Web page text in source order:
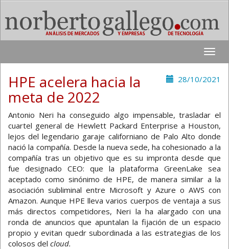
Toggle
28/10/2021
HPE acelera hacia la
meta de 2022
Antonio Neri ha conseguido algo impensable, trasladar el
cuartel general de Hewlett Packard Enterprise a Houston,
lejos del legendario garaje californiano de Palo Alto donde
nació la compañía. Desde la nueva sede, ha cohesionado a la
compañía tras un objetivo que es su impronta desde que
fue designado CEO: que la plataforma GreenLake sea
aceptado como sinónimo de HPE, de manera similar a la
asociación subliminal entre Microsoft y Azure o AWS con
Amazon. Aunque HPE lleva varios cuerpos de ventaja a sus
más directos competidores, Neri la ha alargado con una
ronda de anuncios que apuntalan la fijación de un espacio
propio y evitan quedr subordinada a las estrategias de los
colosos del cloud.